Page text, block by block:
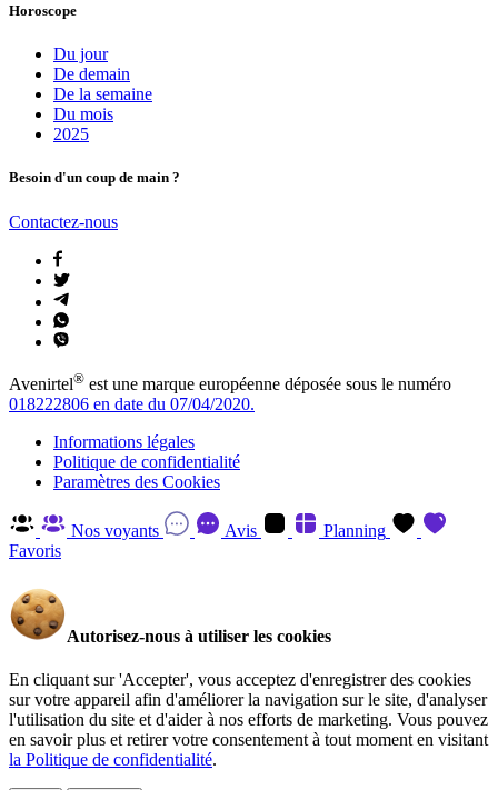
Horoscope
Du jour
De demain
De la semaine
Du mois
2025
Besoin d'un coup de main ?
Contactez-nous
Avenirtel® est une marque européenne déposée sous le numéro
018222806 en date du 07/04/2020.
Informations légales
Politique de confidentialité
Paramètres des Cookies
Nos voyants Avis
Planning
Favoris
Autorisez-nous à utiliser les cookies
En cliquant sur 'Accepter', vous acceptez d'enregistrer des cookies
sur votre appareil afin d'améliorer la navigation sur le site, d'analyser
l'utilisation du site et d'aider à nos efforts de marketing. Vous pouvez
en savoir plus et retirer votre consentement à tout moment en visitant
la Politique de confidentialité.